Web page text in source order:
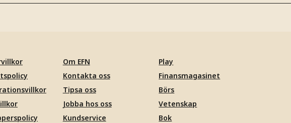
Om EFN
Kontakta oss
Tipsa oss
Jobba hos oss
Kundservice
Play
Finansmagasinet
Börs
Vetenskap
Bok